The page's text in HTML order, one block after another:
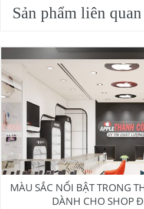
Sản phẩm liên quan
MÀU SẮC NỔI BẬT TRONG
DÀNH CHO SHOP